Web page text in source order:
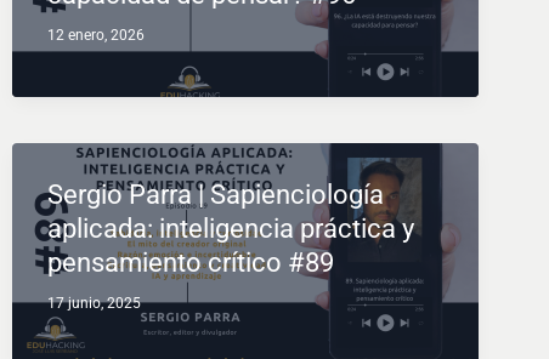
12 enero, 2026
Sergio Parra | Sapienciología
aplicada: inteligencia práctica y
pensamiento crítico #89
17 junio, 2025